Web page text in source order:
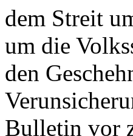
dem Streit
um die
den
Bulletin vor